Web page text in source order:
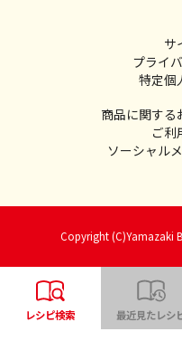
サ
プライ
特定個
商品に関する
ご利
ソーシャル
Copyright (C)Yamazaki
レシピ検索 最近見たレシ